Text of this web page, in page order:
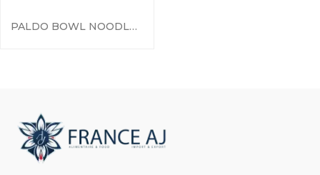
PALDO BOWL NOODLE KIMCHI FLAVOR